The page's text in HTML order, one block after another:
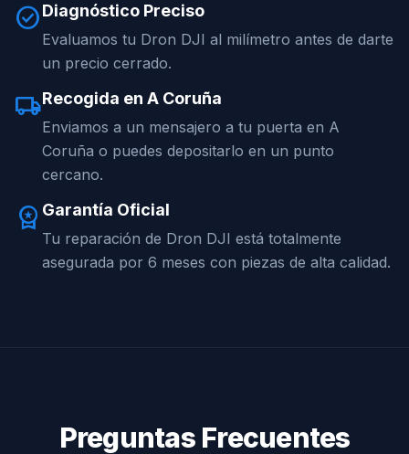
check_circleDiagnóstico Preciso
Evaluamos tu Dron DJI al milímetro antes de darte
un precio cerrado.
local_shippingRecogida en A Coruña
Enviamos a un mensajero a tu puerta en A
Coruña o puedes depositarlo en un punto
cercano.
workspace_premium Garantía Oficial
Tu reparación de Dron DJI está totalmente
asegurada por 6 meses con piezas de alta calidad.
Preguntas Frecuentes